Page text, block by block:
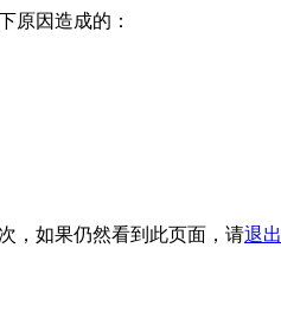
原因造成的：
，如果仍然看到此页面，请退出